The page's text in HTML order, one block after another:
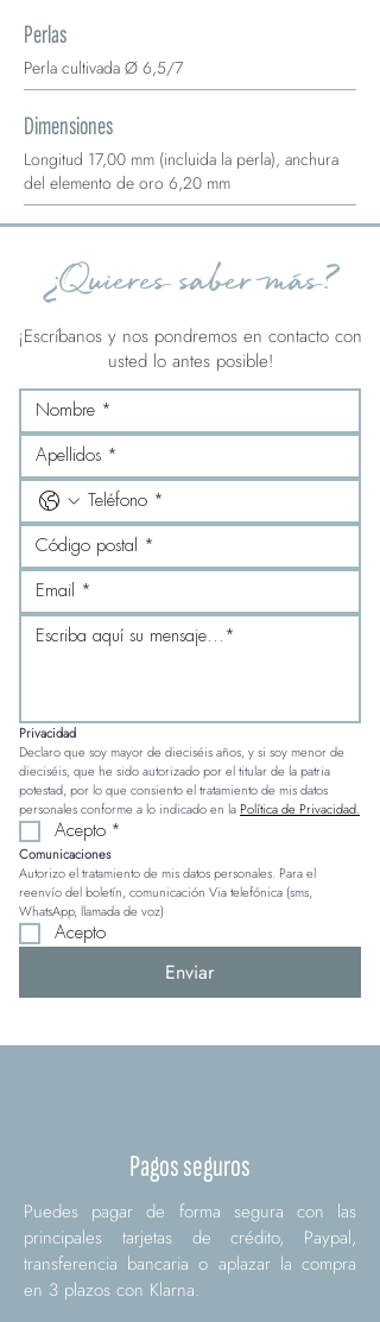
Perlas
Perla cultivada Ø 6,5/7
Dimensiones
Longitud 17,00 mm (incluida la perla), anchura
del elemento de oro 6,20 mm
¿Quieres saber más?
¡Escríbanos y nos pondremos en contacto con
usted lo antes posible!
Privacidad
Declaro que soy mayor de dieciséis años, y si soy menor de
dieciséis, que he sido autorizado por el titular de la patria
potestad, por lo que consiento el tratamiento de mis datos
personales conforme a lo indicado en la Política de Privacidad.
Acepto *
Comunicaciones
Autorizo el tratamiento de mis datos personales. Para el
reenvío del boletín, comunicación Via telefónica (sms,
WhatsApp, llamada de voz)
Acepto
Enviar
Pagos seguros
Puedes pagar de forma segura con las
principales tarjetas de crédito, Paypal,
transferencia bancaria o aplazar la compra
en 3 plazos con Klarna.